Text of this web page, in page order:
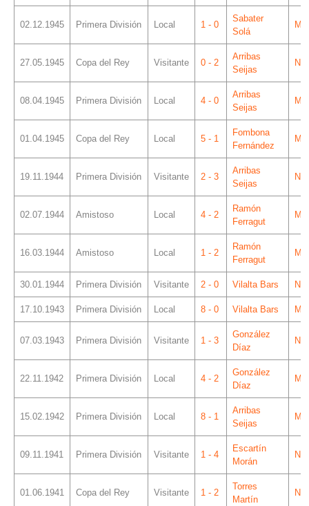
02.12.1945 Primera División Local 1 - 0
Sabater
Solá
27.05.1945 Copa del Rey Visitante 0 - 2
Arribas
Seijas
08.04.1945 Primera División Local 4 - 0
Arribas
Seijas
01.04.1945 Copa del Rey Local 5 - 1
Fombona
Fernández
19.11.1944 Primera División Visitante 2 - 3
Arribas
Seijas
02.07.1944 Amistoso Local 4 - 2
Ramón
Ferragut
16.03.1944 Amistoso Local 1 - 2
Ramón
Ferragut
30.01.1944 Primera División Visitante 2 - 0 Vilalta Bars
17.10.1943 Primera División Local 8 - 0 Vilalta Bars
07.03.1943 Primera División Visitante 1 - 3
González
Díaz
22.11.1942 Primera División Local 4 - 2
González
Díaz
15.02.1942 Primera División Local 8 - 1
Arribas
Seijas
09.11.1941 Primera División Visitante 1 - 4
Escartín
Morán
01.06.1941 Copa del Rey Visitante 1 - 2
Torres
Martín